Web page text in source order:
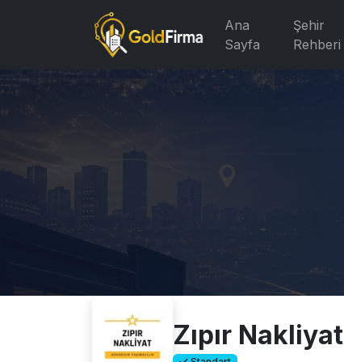
Ana
Sayfa
Şehir
Rehberi
Zıpır Nakliyat